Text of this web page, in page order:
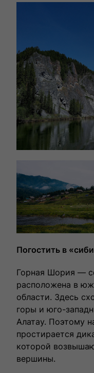
Погостить в
Горная Шория —
расположена в
области. Здесь
горы и юго-
Алатау. Поэтому
простирается
которой
вершины.